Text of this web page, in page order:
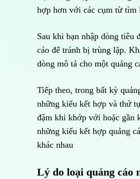
hợp hơn với các cụm từ tìm
Sau khi bạn nhập dòng tiêu
cáo để tránh bị trùng lặp.
dòng mô tả cho một quảng
Tiếp theo, trong bất kỳ
những kiểu kết hợp và thứ
đậm khi khớp với hoặc gần
những kiểu kết hợp quảng
khác nhau
Lý do loại quảng cáo